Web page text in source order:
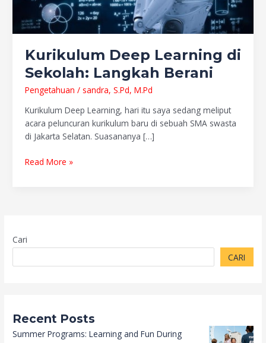
Kurikulum Deep Learning di
Sekolah: Langkah Berani
Pengetahuan / sandra, S.Pd, M.Pd
Kurikulum Deep Learning, hari itu saya sedang meliput
acara peluncuran kurikulum baru di sebuah SMA swasta
di Jakarta Selatan. Suasananya […]
Read More »
Cari
CARI
Recent Posts
Summer Programs: Learning and Fun During